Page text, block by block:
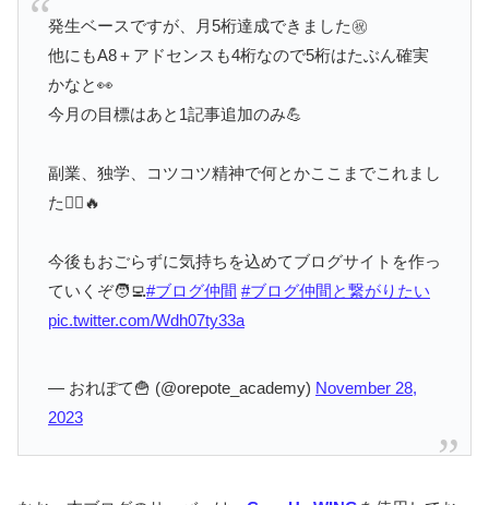
発生ベースですが、月5桁達成できました㊗️
他にもA8＋アドセンスも4桁なので5桁はたぶん確実
かなと👀
今月の目標はあと1記事追加のみ💪
副業、独学、コツコツ精神で何とかここまでこれまし
た🏃‍♂️🔥
今後もおごらずに気持ちを込めてブログサイトを作っ
ていくぞ🧑‍💻#ブログ仲間 #ブログ仲間と繋がりたい
pic.twitter.com/Wdh07ty33a
— おれぽて🍟 (@orepote_academy) November 28,
2023